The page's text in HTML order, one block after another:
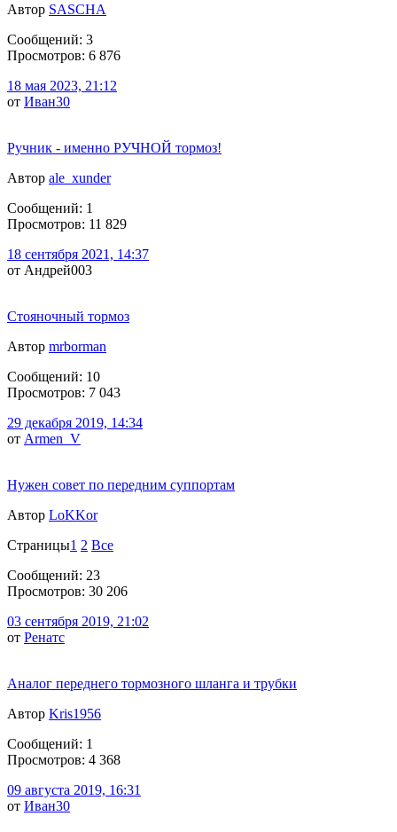
Автор SASCHA
Сообщений: 3
Просмотров: 6 876
18 мая 2023, 21:12
от Иван30
Ручник - именно РУЧНОЙ тормоз!
Автор ale_xunder
Сообщений: 1
Просмотров: 11 829
18 сентября 2021, 14:37
от Андрей003
Стояночный тормоз
Автор mrborman
Сообщений: 10
Просмотров: 7 043
29 декабря 2019, 14:34
от Armen_V
Нужен совет по передним суппортам
Автор LoKKor
Страницы1 2 Все
Сообщений: 23
Просмотров: 30 206
03 сентября 2019, 21:02
от Ренатс
Аналог переднего тормозного шланга и трубки
Автор Kris1956
Сообщений: 1
Просмотров: 4 368
09 августа 2019, 16:31
от Иван30